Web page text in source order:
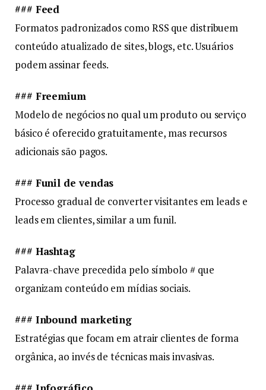
### Feed
Formatos padronizados como RSS que distribuem
conteúdo atualizado de sites, blogs, etc. Usuários
podem assinar feeds.
### Freemium
Modelo de negócios no qual um produto ou serviço
básico é oferecido gratuitamente, mas recursos
adicionais são pagos.
### Funil de vendas
Processo gradual de converter visitantes em leads e
leads em clientes, similar a um funil.
### Hashtag
Palavra-chave precedida pelo símbolo # que
organizam conteúdo em mídias sociais.
### Inbound marketing
Estratégias que focam em atrair clientes de forma
orgânica, ao invés de técnicas mais invasivas.